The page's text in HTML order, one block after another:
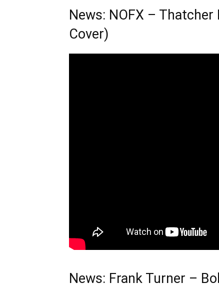
News: NOFX –
Cover)
News: Frank Turner –